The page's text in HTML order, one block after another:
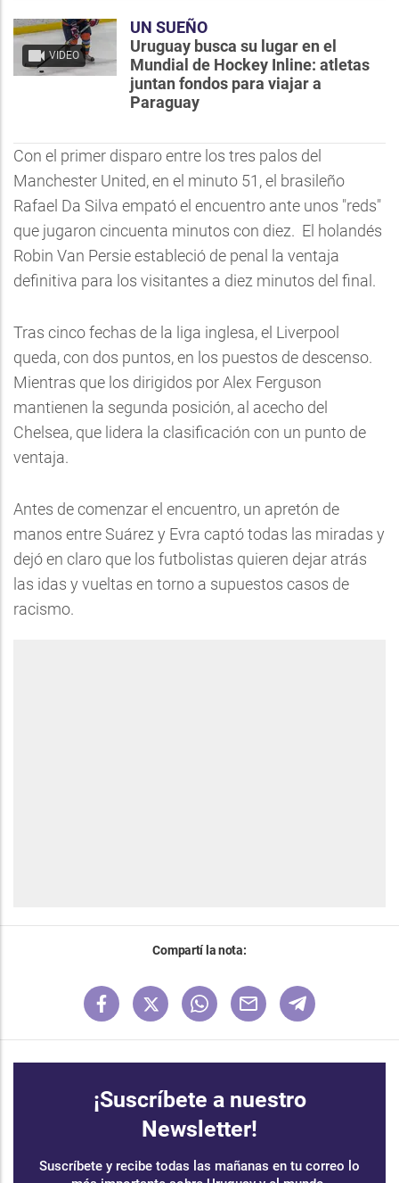
VIDEO
UN SUEÑO
Uruguay busca su lugar en el
Mundial de Hockey Inline: atletas
juntan fondos para viajar a
Paraguay
Con el primer disparo entre los tres palos del
Manchester United, en el minuto 51, el brasileño
Rafael Da Silva empató el encuentro ante unos "reds"
que jugaron cincuenta minutos con diez. El holandés
Robin Van Persie estableció de penal la ventaja
definitiva para los visitantes a diez minutos del final.
Tras cinco fechas de la liga inglesa, el Liverpool
queda, con dos puntos, en los puestos de descenso.
Mientras que los dirigidos por Alex Ferguson
mantienen la segunda posición, al acecho del
Chelsea, que lidera la clasificación con un punto de
ventaja.
Antes de comenzar el encuentro, un apretón de
manos entre Suárez y Evra captó todas las miradas y
dejó en claro que los futbolistas quieren dejar atrás
las idas y vueltas en torno a supuestos casos de
racismo.
Compartí la nota:
¡Suscríbete a nuestro
Newsletter!
Suscríbete y recibe todas las mañanas en tu correo lo